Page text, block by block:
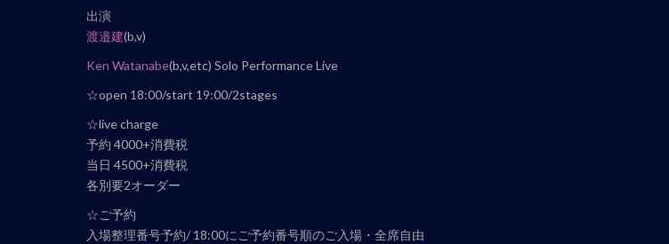
イ
ベ
ン
ナ
ビ
ゲ
ー
シ
ョ
ン
出演
渡邉建(b,v)
Ken Watanabe(b,v,etc) Solo Performance Live
☆open 18:00/start 19:00/2stages
☆live charge
予約 4000+消費税
当日 4500+消費税
各別要2オーダー
☆ご予約
入場整理番号予約/ 18:00にご予約番号順のご入場・全席自由